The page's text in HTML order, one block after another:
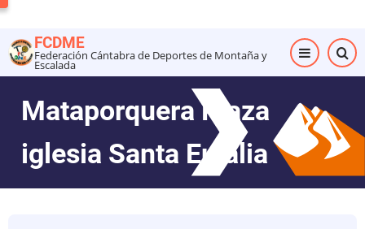
al
contenido
principal
FCDME
Federación Cántabra de Deportes de Montaña y
Escalada
Mataporquera Plaza
iglesia Santa Eulalia